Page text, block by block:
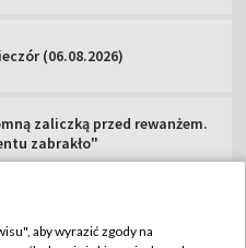
(06.08.2026)
zaliczką przed rewanżem.
zabrakło"
aby wyrazić zgody na